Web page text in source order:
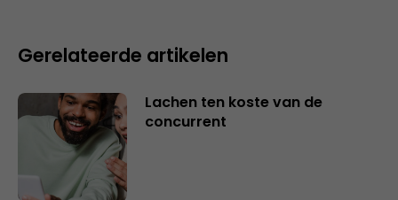
Gerelateerde artikelen
Lachen ten koste van de
concurrent